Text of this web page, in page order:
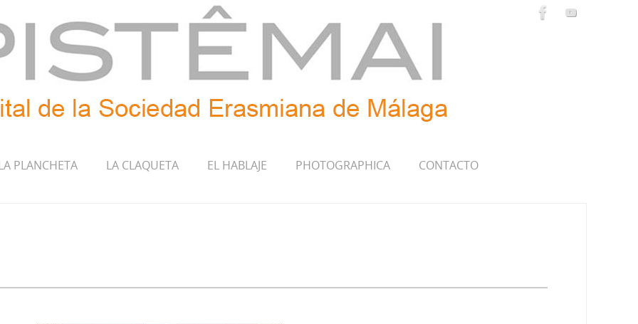
PLANCHETA LA CLAQUETA EL HABLAJE PHOTOGRAPHICA CONTACTO